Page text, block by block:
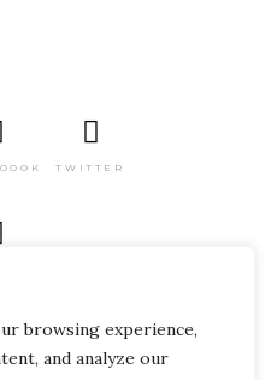
browsing experience,
and analyze our
TWITTER